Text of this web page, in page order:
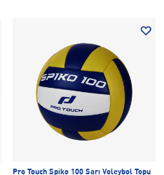
Pro Touch Spiko 100 Sarı Voleybol Topu